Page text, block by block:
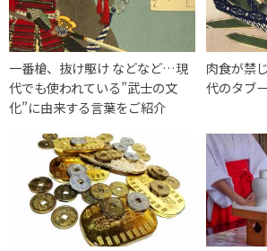
一番槍、抜け駆け などなど…現
代でも使われている”武士の文
化”に由来する言葉をご紹介
肉食が禁
代のタブ